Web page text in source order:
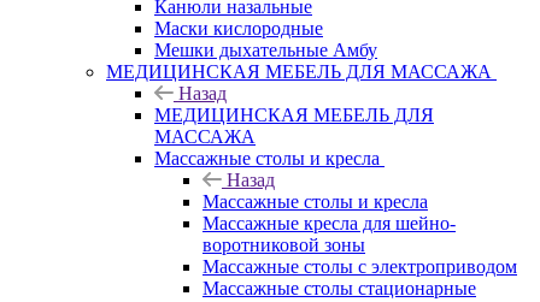
Канюли назальные
Маски кислородные
Мешки дыхательные Амбу
МЕДИЦИНСКАЯ МЕБЕЛЬ ДЛЯ МАССАЖА
Назад
МЕДИЦИНСКАЯ МЕБЕЛЬ ДЛЯ
МАССАЖА
Массажные столы и кресла
Назад
Массажные столы и кресла
Массажные кресла для шейно-
воротниковой зоны
Массажные столы с электроприводом
Массажные столы стационарные